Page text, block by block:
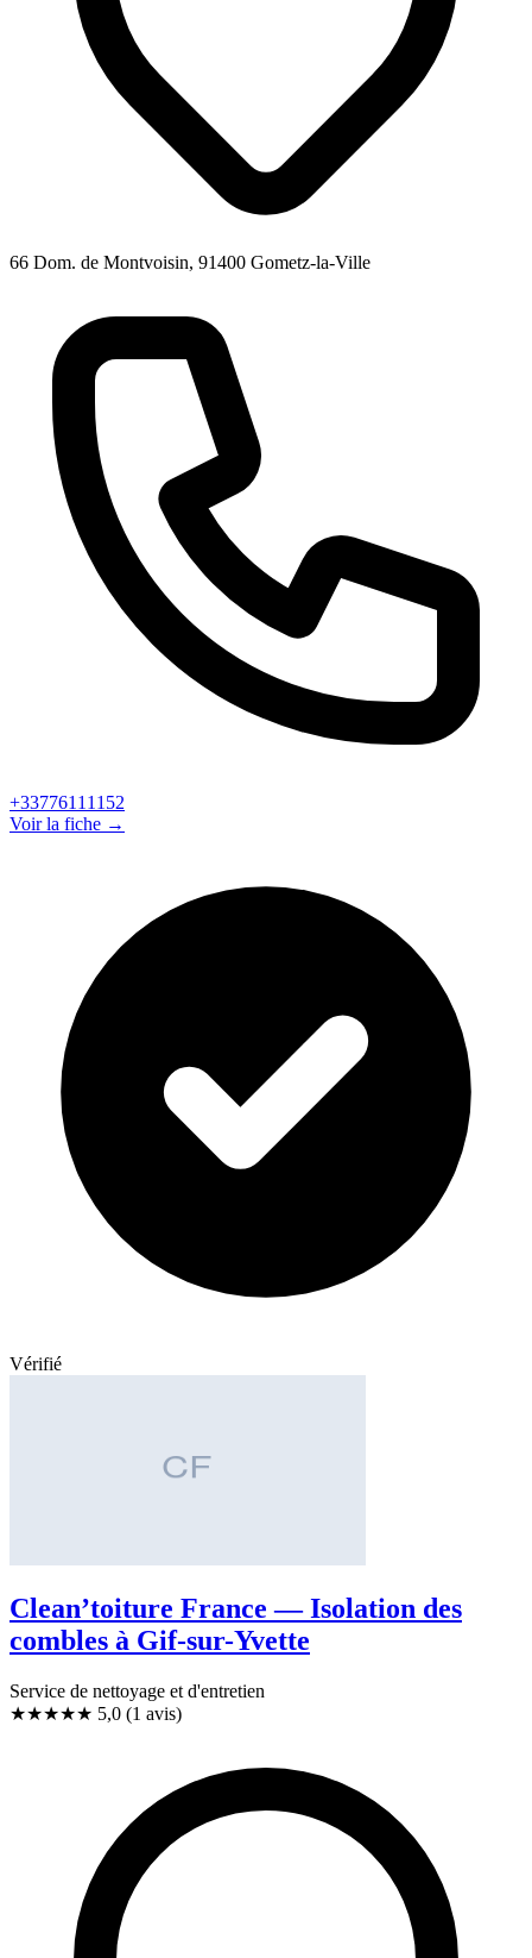
66 Dom. de Montvoisin, 91400 Gometz-la-Ville
+33776111152
Voir la fiche →
Vérifié
Clean’toiture France — Isolation des
combles à Gif-sur-Yvette
Service de nettoyage et d'entretien
★★★★★ 5,0 (1 avis)